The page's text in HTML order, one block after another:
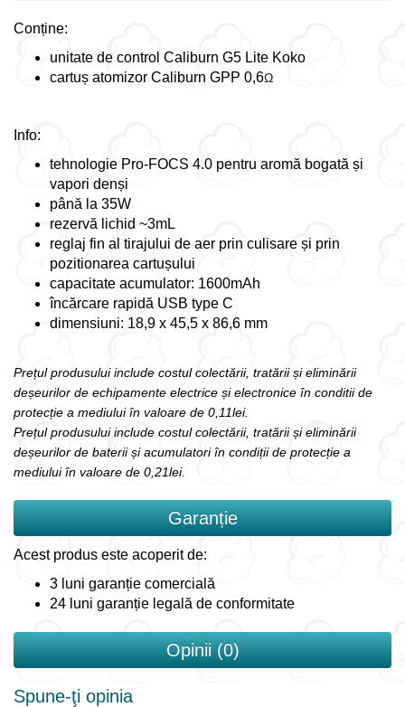
Conține:
unitate de control Caliburn G5 Lite Koko
cartuș atomizor Caliburn GPP 0,6Ω
Info:
tehnologie Pro-FOCS 4.0 pentru aromă bogată și
vapori denși
până la 35W
rezervă lichid ~3mL
reglaj fin al tirajului de aer prin culisare și prin
pozitionarea cartușului
capacitate acumulator: 1600mAh
încărcare rapidă USB type C
dimensiuni: 18,9 x 45,5 x 86,6 mm
Prețul produsului include costul colectării, tratării și eliminării
deșeurilor de echipamente electrice și electronice în conditii de
protecție a mediului în valoare de 0,11lei.
Prețul produsului include costul colectării, tratării și eliminării
deșeurilor de baterii și acumulatori în condiții de protecție a
mediului în valoare de 0,21lei.
Garanție
Acest produs este acoperit de:
3 luni garanție comercială
24 luni garanție legală de conformitate
Opinii (0)
Spune-ţi opinia